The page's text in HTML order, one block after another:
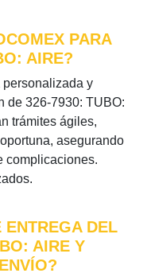
PARA
AIRE?
personalizada y
de 326-7930: TUBO:
trámites ágiles,
asegurando
complicaciones.
DEL
AIRE Y